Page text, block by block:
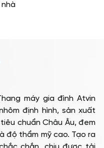
máy gia đình Atvin
định hình, sản xuất
chuẩn Châu Âu, đem
độ thẩm mỹ cao. Tạo ra